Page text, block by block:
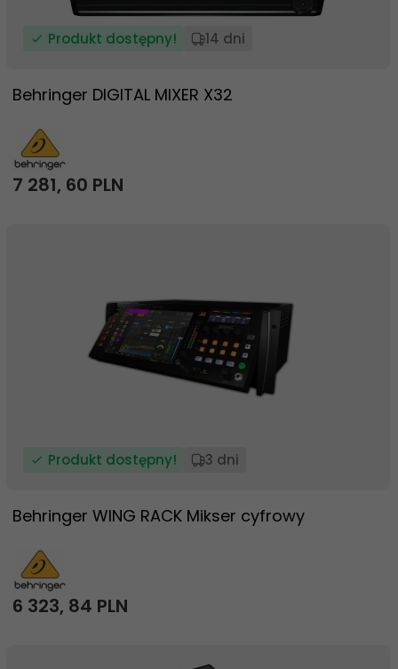
Produkt dostępny! 14 dni
Behringer DIGITAL MIXER X32
7 281, 60 PLN
Produkt dostępny! 3 dni
Behringer WING RACK Mikser cyfrowy
6 323, 84 PLN